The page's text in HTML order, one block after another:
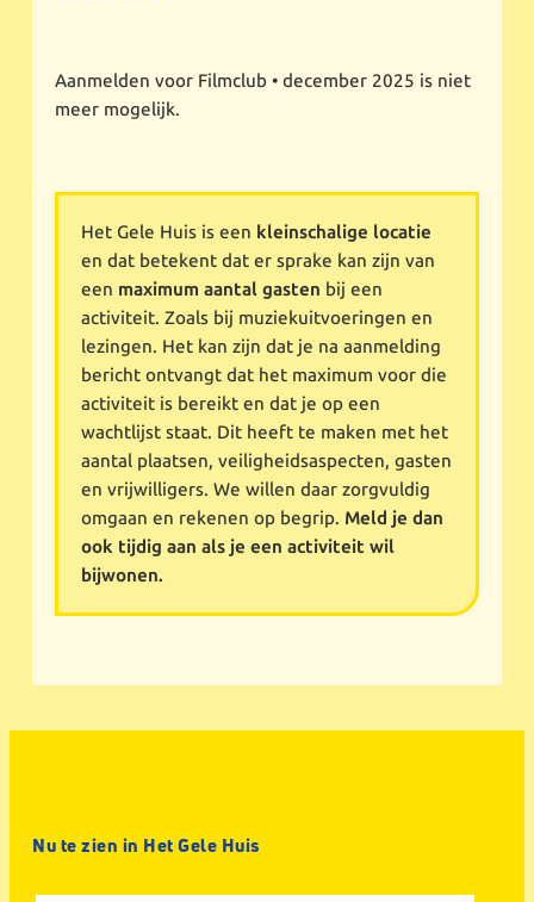
Aanmelden voor Filmclub • december 2025 is niet
meer mogelijk.
Het Gele Huis is een kleinschalige locatie
en dat betekent dat er sprake kan zijn van
een maximum aantal gasten bij een
activiteit. Zoals bij muziekuitvoeringen en
lezingen. Het kan zijn dat je na aanmelding
bericht ontvangt dat het maximum voor die
activiteit is bereikt en dat je op een
wachtlijst staat. Dit heeft te maken met het
aantal plaatsen, veiligheidsaspecten, gasten
en vrijwilligers. We willen daar zorgvuldig
omgaan en rekenen op begrip. Meld je dan
ook tijdig aan als je een activiteit wil
bijwonen.
Nu te zien in Het Gele Huis